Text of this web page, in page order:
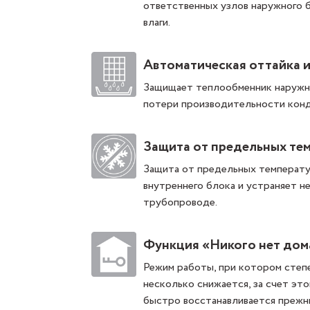
ответственных узлов
влаги.
Автоматическая оттайка
Защищает теплообменник
потери производительности
Защита от предельных
Защита от предельных
внутреннего блока и устраняет
трубопроводе.
Функция «Никого нет
Режим работы, при котором
несколько снижается, за счет
быстро восстанавливается